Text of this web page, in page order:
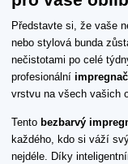
Představte si, že vaše
nebo stylová bunda
nečistotami po celé
profesionální
vrstvu na všech vašich
Tento bezbarvý
každého, kdo si váží
nejdéle. Díky